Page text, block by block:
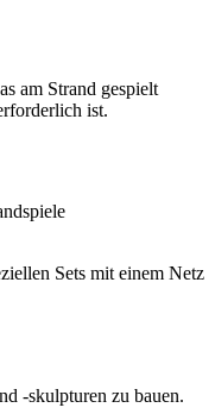
am Strand gespielt
ist.
Sets mit einem Netz
-skulpturen zu bauen.